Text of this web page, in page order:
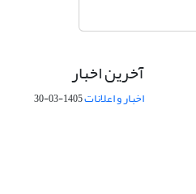
آخرین اخبار
اخبار و اعلانات1405-03-30